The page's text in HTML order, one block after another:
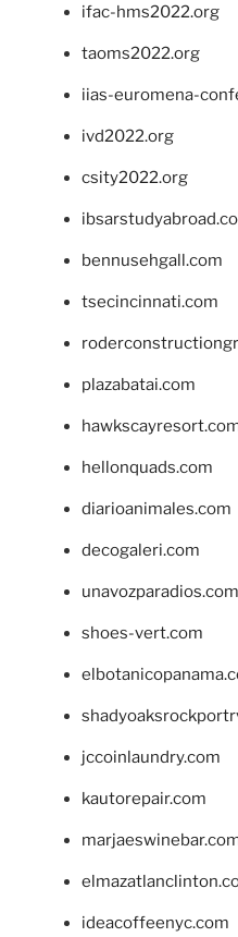
ifac-hms2022.org
taoms2022.org
iias-euromena-
ivd2022.org
csity2022.org
bennusehgall.com
tsecincinnati.com
plazabatai.com
hellonquads.com
diarioanimales.com
decogaleri.com
unavozparadios.com
shoes-vert.com
jccoinlaundry.com
kautorepair.com
ideacoffeenyc.com